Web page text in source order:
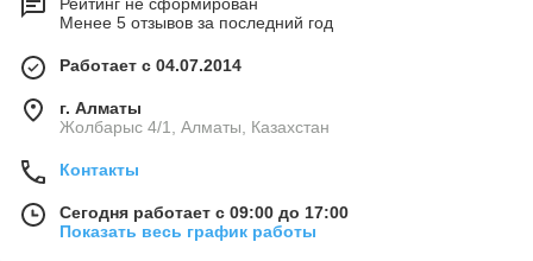
Рейтинг не сформирован
Менее 5 отзывов за последний год
Работает с 04.07.2014
г. Алматы
Жолбарыс 4/1, Алматы, Казахстан
Контакты
Сегодня работает с 09:00 до 17:00
Показать весь график работы